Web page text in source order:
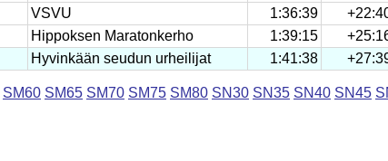
VSVU 1:36:39
Hippoksen Maratonkerho 1:39:15
Hyvinkään seudun urheilijat 1:41:38
SM60 SM65 SM70 SM75 SM80 SN30 SN35 SN40 SN45